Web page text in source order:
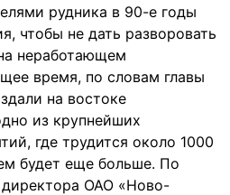
рудника в 90-е годы
чтобы не дать разворовать
неработающем
время, по словам главы
на востоке
из крупнейших
где трудится около 1000
будет еще больше. По
ОАО «Ново-